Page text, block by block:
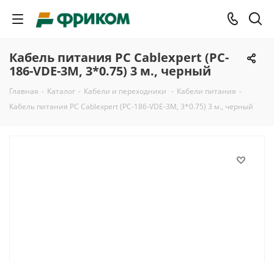
Кабель питания PC Cablexpert (PC-
186-VDE-3M, 3*0.75) 3 м., черный
Главная - Каталог - Кабели и переходники - Кабели питания -
Кабель питания PC Cablexpert (PC-186-VDE-3M, 3*0.75) 3 м., черный